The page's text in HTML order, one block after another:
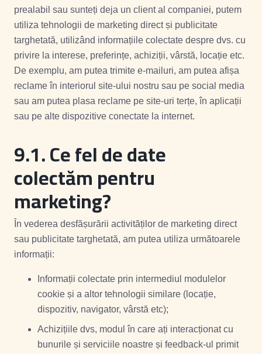
prealabil sau sunteți deja un client al companiei, putem
utiliza tehnologii de marketing direct și publicitate
targhetată, utilizând informațiile colectate despre dvs. cu
privire la interese, preferințe, achiziții, vârstă, locație etc.
De exemplu, am putea trimite e-mailuri, am putea afișa
reclame în interiorul site-ului nostru sau pe social media
sau am putea plasa reclame pe site-uri terțe, în aplicații
sau pe alte dispozitive conectate la internet.
9.1.Ce fel de date
colectăm pentru
marketing?
În vederea desfășurării activităților de marketing direct
sau publicitate targhetată, am putea utiliza următoarele
informații:
Informații colectate prin intermediul modulelor
cookie și a altor tehnologii similare (locație,
dispozitiv, navigator, vârstă etc);
Achizițiile dvs, modul în care ați interacționat cu
bunurile și serviciile noastre și feedback-ul primit